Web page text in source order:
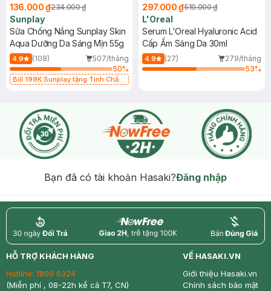
136.000 ₫234.000 ₫
Sunplay
Sữa Chống Nắng Sunplay Skin
Aqua Dưỡng Da Sáng Mịn 55g
4.9 (108)
507/tháng
50%
Bill 199K Sunplay tặng Tinh Chất
297.000 ₫519.000 ₫
L'Oreal
Serum L'Oreal Hyaluronic Acid
Cấp Ẩm Sáng Da 30ml
4.9 (27)
279/tháng
53%
Bạn đã có tài khoản Hasaki?Đăng nhập
return nowfree price
HỖ TRỢ KHÁCH HÀNG
Hotline: 1800 6324
(Miễn phí , 08-22h kể cả T7, CN)
VỀ HASAKI.VN
Giới thiệu Hasaki.vn
Chính sách bảo mật